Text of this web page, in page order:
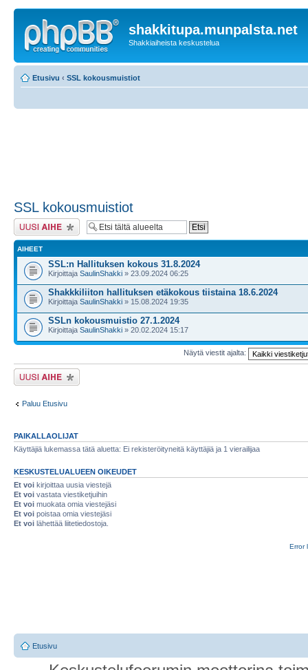
shakkitupa.munpalsta.net
Shakkiaiheista keskustelua
Etusivu ‹ SSL kokousmuistiot
SSL kokousmuistiot
Lähetä uusi viesti
AIHEET
SSL:n Hallituksen kokous 31.8.2024
Kirjoittaja SaulinShakki » 23.09.2024 06:25
Shakkkiliiton hallituksen etäkokous tiistaina 18.6.2024
Kirjoittaja SaulinShakki » 15.08.2024 19:35
SSLn kokousmuistio 27.1.2024
Kirjoittaja SaulinShakki » 20.02.2024 15:17
Näytä viestit ajalta:
Lähetä uusi viesti
Paluu Etusivu
PAIKALLAOLIJAT
Käyttäjiä lukemassa tätä aluetta: Ei rekisteröityneitä käyttäjiä ja 1 vierailijaa
KESKUSTELUALUEEN OIKEUDET
Et voi kirjoittaa uusia viestejä
Et voi vastata viestiketjuihin
Et voi muokata omia viestejäsi
Et voi poistaa omia viestejäsi
Et voi lähettää liitetiedostoja.
Error
Etusivu